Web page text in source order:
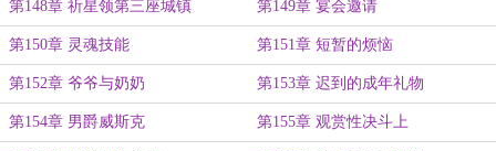
第148章 祈星领第三座城镇 第149章 宴会邀请
第150章 灵魂技能 第151章 短暂的烦恼
第152章 爷爷与奶奶 第153章 迟到的成年礼物
第154章 男爵威斯克 第155章 观赏性决斗上